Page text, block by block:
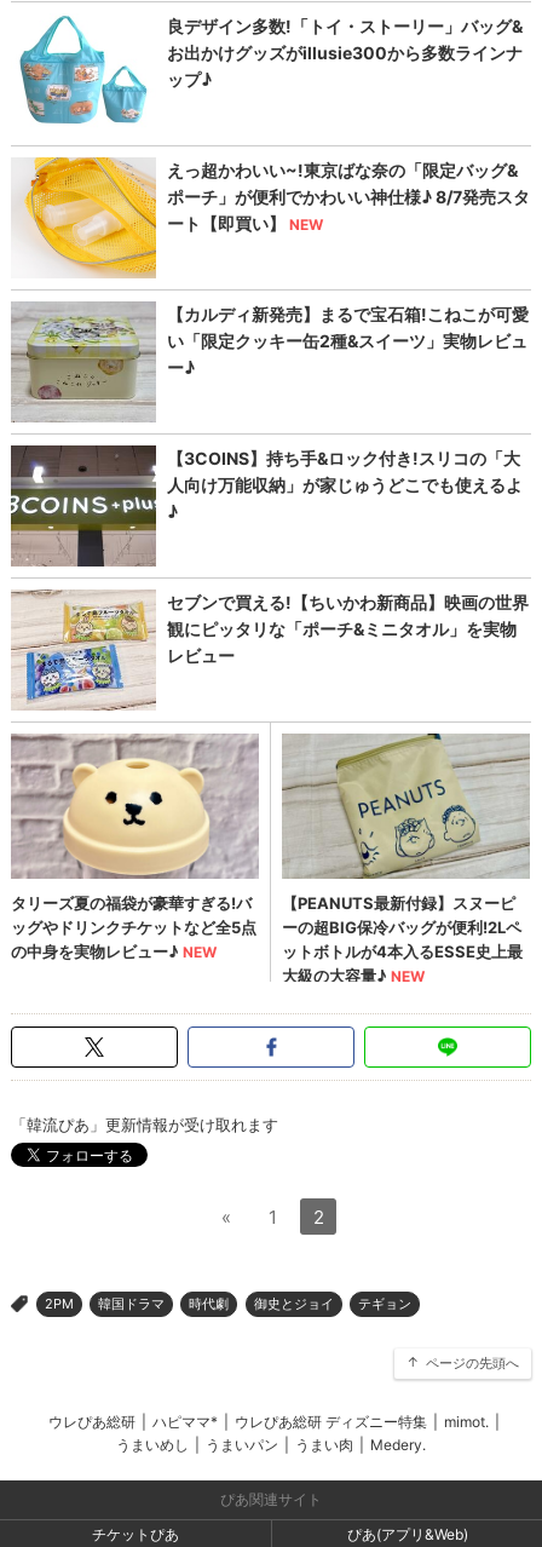
「韓流ぴあ」更新情報が受け取れます
« 1 2
> 2PM 韓国ドラマ 時代劇 御史とジョイ テギョン
ページの先頭へ
ウレぴあ総研 ハピママ* ウレぴあ総研 ディズニー特集 mimot.
うまいめし
うまいパン うまい肉 Medery.
ぴあ関連サイト
チケットぴあ
ぴあ(アプリ&Web)